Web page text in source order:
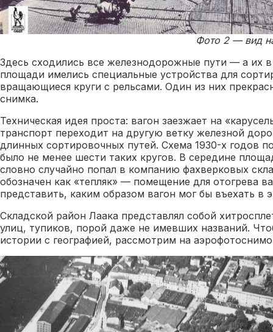
Фото 2 — вид
Здесь сходились все железнодорожные пути — а их
площади имелись специальные устройства для
вращающиеся круги с рельсами. Один из них
снимка.
Техническая идея проста: вагон заезжает на
транспорт переходит на другую ветку железной
длинных сортировочных путей. Схема 1930-х годов
было не менее шести таких кругов. В середине
словно случайно попал в компанию фахверковых
обозначен как «тепляк» — помещение для отогрева
представить, каким образом вагон мог бы въехать в
Складской район Лаака представлял собой
улиц, тупиков, порой даже не имевших названий.
истории с географией, рассмотрим на